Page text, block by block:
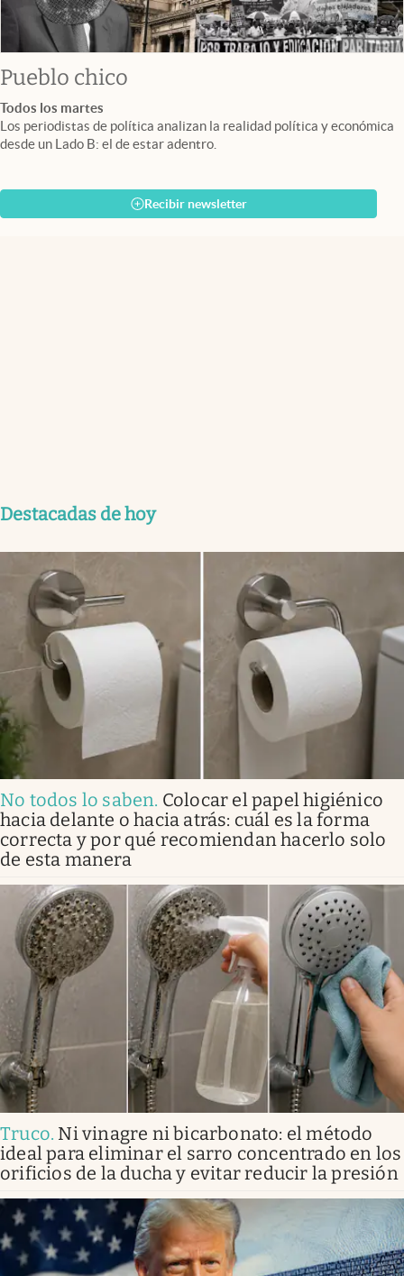
Pueblo chico
Todos los martes
Los periodistas de política analizan la realidad política y económica
desde un Lado B: el de estar adentro.
Recibir newsletter
Destacadas de hoy
No todos lo saben. Colocar el papel higiénico
hacia delante o hacia atrás: cuál es la forma
correcta y por qué recomiendan hacerlo solo
de esta manera
Truco. Ni vinagre ni bicarbonato: el método
ideal para eliminar el sarro concentrado en los
orificios de la ducha y evitar reducir la presión